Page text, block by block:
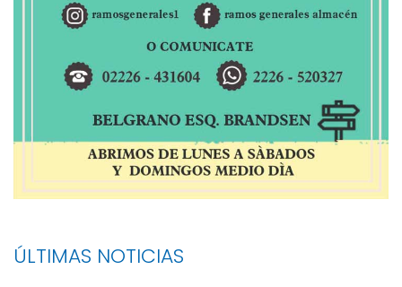
ÚLTIMAS NOTICIAS